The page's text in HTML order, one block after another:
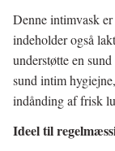
Denne intimvask
indeholder også
understøtte en
sund intim
indånding af frisk
Ideel til